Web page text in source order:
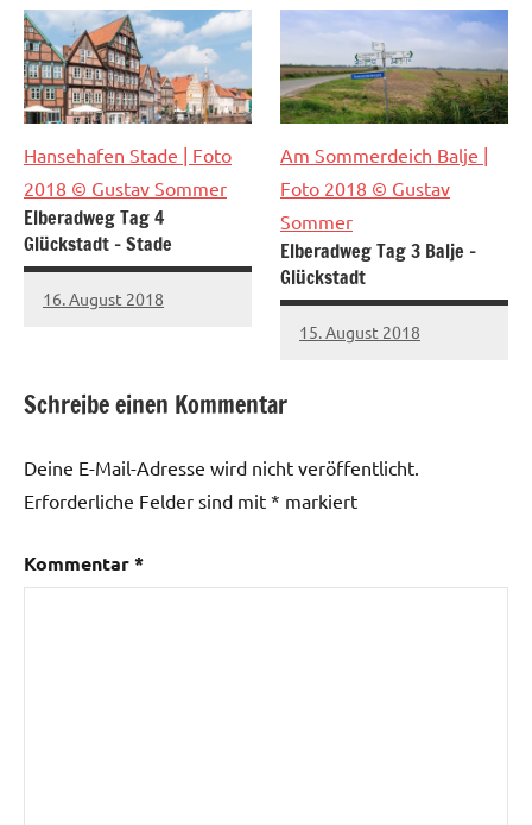
Hansehafen Stade | Foto
2018 © Gustav Sommer
Elberadweg Tag 4
Glückstadt – Stade
16. August 2018
Am Sommerdeich Balje |
Foto 2018 © Gustav
Sommer
Elberadweg Tag 3 Balje –
Glückstadt
15. August 2018
Schreibe einen Kommentar
Deine E-Mail-Adresse wird nicht veröffentlicht.
Erforderliche Felder sind mit * markiert
Kommentar*